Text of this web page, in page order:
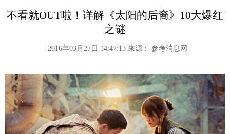
港澳 台湾 华人 汽车
旅游 健康 信息化 数据
金融 公益 军事 无人机
不看就OUT啦！详解《太阳的后裔》10大爆红
之谜
2016年03月27日 14:47:13 来源： 参考消息网